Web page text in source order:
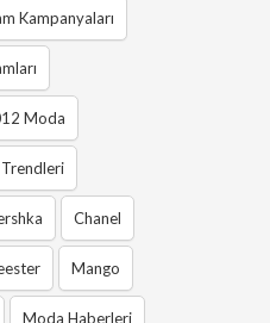
Kampanyaları
Moda
Chanel
Mango
Moda Haberleri